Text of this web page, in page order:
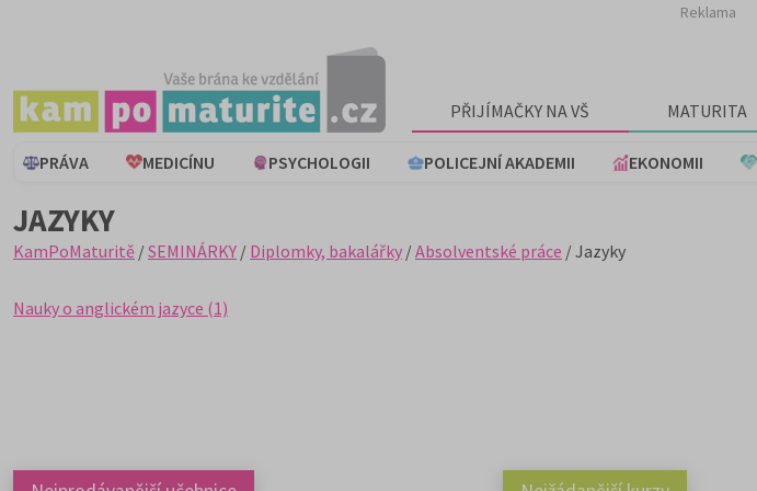
Reklama
PŘIJÍMAČKY NA VŠ MATURITA
PRÁVA MEDICÍNU PSYCHOLOGII POLICEJNÍ AKADEMII EKONOMII
JAZYKY
KamPoMaturitě /SEMINÁRKY / Diplomky, bakalářky /Absolventské práce / Jazyky
Nauky o anglickém jazyce (1)